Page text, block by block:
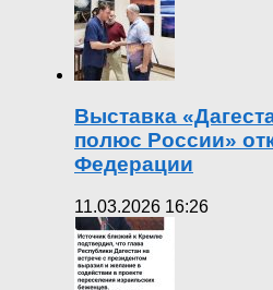
Выставка
полюс России»
Федерации
11.03.2026 16:26